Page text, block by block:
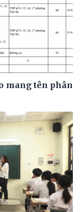
mang tên phân